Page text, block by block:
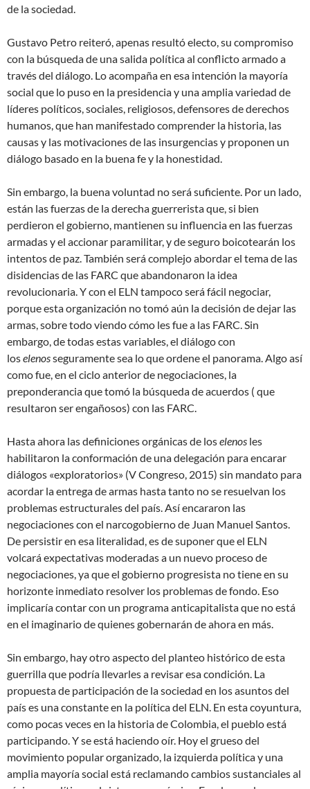
de la sociedad.
Gustavo Petro reiteró, apenas resultó electo, su compromiso
con la búsqueda de una salida política al conflicto armado a
través del diálogo. Lo acompaña en esa intención la mayoría
social que lo puso en la presidencia y una amplia variedad de
líderes políticos, sociales, religiosos, defensores de derechos
humanos, que han manifestado comprender la historia, las
causas y las motivaciones de las insurgencias y proponen un
diálogo basado en la buena fe y la honestidad.
Sin embargo, la buena voluntad no será suficiente. Por un lado,
están las fuerzas de la derecha guerrerista que, si bien
perdieron el gobierno, mantienen su influencia en las fuerzas
armadas y el accionar paramilitar, y de seguro boicotearán los
intentos de paz. También será complejo abordar el tema de las
disidencias de las FARC que abandonaron la idea
revolucionaria. Y con el ELN tampoco será fácil negociar,
porque esta organización no tomó aún la decisión de dejar las
armas, sobre todo viendo cómo les fue a las FARC. Sin
embargo, de todas estas variables, el diálogo con
loselenosseguramente sea lo que ordene el panorama. Algo así
como fue, en el ciclo anterior de negociaciones, la
preponderancia que tomó la búsqueda de acuerdos ( que
resultaron ser engañosos) con las FARC.
Hasta ahora las definiciones orgánicas de loselenos les
habilitaron la conformación de una delegación para encarar
diálogos «exploratorios» (V Congreso, 2015) sin mandato para
acordar la entrega de armas hasta tanto no se resuelvan los
problemas estructurales del país. Así encararon las
negociaciones con el narcogobierno de Juan Manuel Santos.
De persistir en esa literalidad, es de suponer que el ELN
volcará expectativas moderadas a un nuevo proceso de
negociaciones, ya que el gobierno progresista no tiene en su
horizonte inmediato resolver los problemas de fondo. Eso
implicaría contar con un programa anticapitalista que no está
en el imaginario de quienes gobernarán de ahora en más.
Sin embargo, hay otro aspecto del planteo histórico de esta
guerrilla que podría llevarles a revisar esa condición. La
propuesta de participación de la sociedad en los asuntos del
país es una constante en la política del ELN. En esta coyuntura,
como pocas veces en la historia de Colombia, el pueblo está
participando. Y se está haciendo oír. Hoy el grueso del
movimiento popular organizado, la izquierda política y una
amplia mayoría social está reclamando cambios sustanciales al